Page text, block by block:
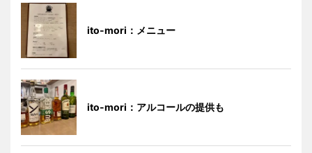
ito-mori：メニュー
ito-mori：アルコールの提供も